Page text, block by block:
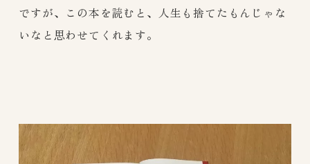
ですが、この本を読むと、人生も捨てたもんじゃな
いなと思わせてくれます。